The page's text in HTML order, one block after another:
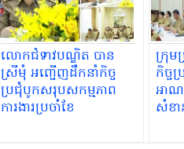
លោកជំទាវបណ្ឌិត បាន
ស្រីមុំ អញ្ជើញដឹកនាំកិច្ច
ប្រជុំបូកសរុបសកម្មភាព
ការងារប្រចាំខែ
ក្រុម
កិច្ច
អាណ
សំខ